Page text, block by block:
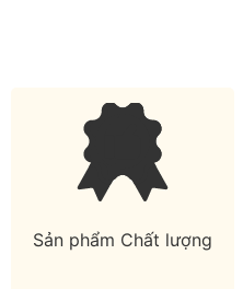
Sản phẩm Chất lượng